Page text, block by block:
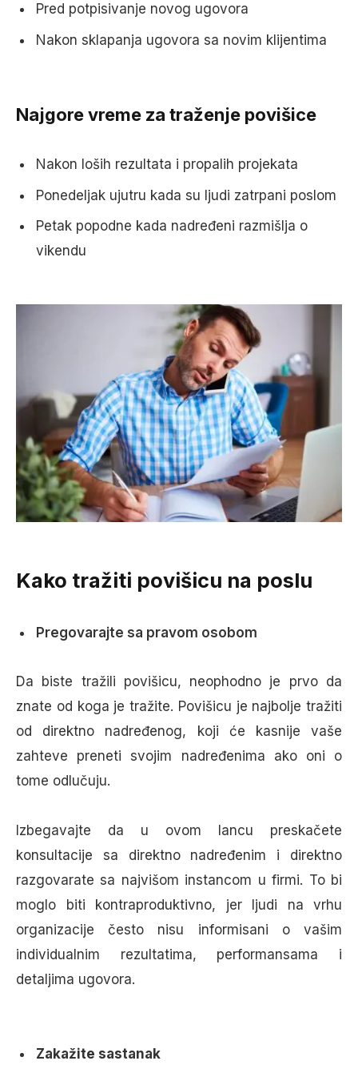
Pred potpisivanje novog ugovora
Nakon sklapanja ugovora sa novim klijentima
Najgore vreme za traženje povišice
Nakon loših rezultata i propalih projekata
Ponedeljak ujutru kada su ljudi zatrpani poslom
Petak popodne kada nadređeni razmišlja o
vikendu
Kako tražiti povišicu na poslu
Pregovarajte sa pravom osobom
Da biste tražili povišicu, neophodno je prvo da
znate od koga je tražite. Povišicu je najbolje tražiti
od direktno nadređenog, koji će kasnije vaše
zahteve preneti svojim nadređenima ako oni o
tome odlučuju.
Izbegavajte da u ovom lancu preskačete
konsultacije sa direktno nadređenim i direktno
razgovarate sa najvišom instancom u firmi. To bi
moglo biti kontraproduktivno, jer ljudi na vrhu
organizacije često nisu informisani o vašim
individualnim rezultatima, performansama i
detaljima ugovora.
Zakažite sastanak